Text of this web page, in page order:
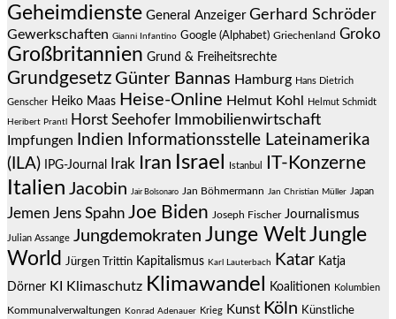
Geheimdienste General Anzeiger Gerhard Schröder
Gewerkschaften Gianni Infantino Google (Alphabet) Griechenland Groko
Großbritannien Grund & Freiheitsrechte
Grundgesetz Günter Bannas Hamburg Hans Dietrich
Genscher Heiko Maas Heise-Online Helmut Kohl Helmut Schmidt
Heribert Prantl Horst Seehofer Immobilienwirtschaft
Impfungen Indien Informationsstelle Lateinamerika
(ILA)
IPG-Journal Irak Iran Israel Istanbul IT-Konzerne
Italien Jacobin Jair Bolsonaro Jan Böhmermann Jan Christian Müller Japan
Jemen Jens Spahn Joe Biden Joseph Fischer Journalismus
Julian Assange Jungdemokraten Junge WeltJungle
World
Jürgen Trittin Kapitalismus Karl Lauterbach Katar Katja
Dörner KI Klimaschutz Klimawandel Koalitionen Kolumbien
Kommunalverwaltungen Konrad Adenauer Krieg Kunst Köln Künstliche